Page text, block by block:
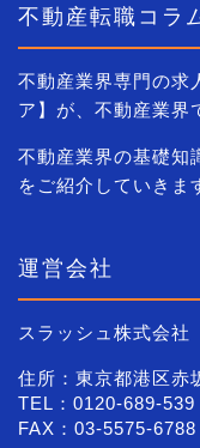
不動産転職コラ
不動産業界専門の求
ア】が、不動産業界
不動産業界の基礎知
をご紹介していきま
運営会社
スラッシュ株式会社
住所：東京都港区
TEL：0120-689-539
FAX：03-5575-6788